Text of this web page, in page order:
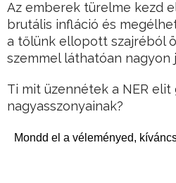
Az emberek türelme kezd
brutális infláció és
a tőlünk ellopott szajréból
szemmel láthatóan nagyon
Ti mit üzennétek a NER elit
nagyasszonyainak?
Mondd el a véleményed,